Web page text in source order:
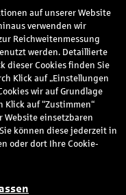
Adresse und dem von
auf unserer Website
verwenden wir
Reichweitenmessung
werden. Detaillierte
dieser Cookies finden Sie
Klick auf „Einstellungen
wir auf Grundlage
Klick auf “Zustimmen“
Website einsetzbaren
können diese jederzeit in
oder dort Ihre Cookie-